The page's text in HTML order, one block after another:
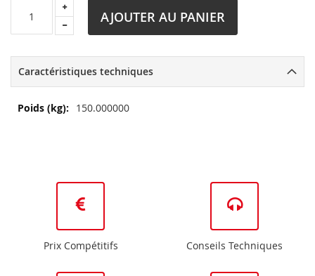
AJOUTER AU PANIER
Caractéristiques techniques
Plus
150.000000
Prix Compétitifs Conseils Techniques